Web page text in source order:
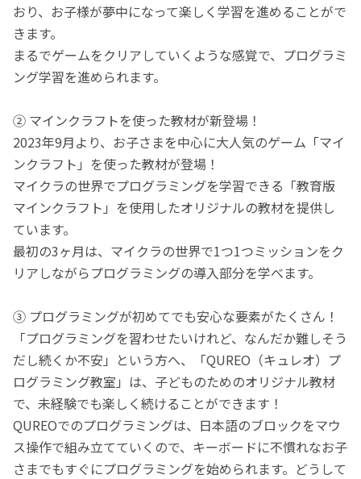
おり、お子様が夢中になって楽しく学習を進めることがで
きます。
まるでゲームをクリアしていくような感覚で、プログラミ
ング学習を進められます。
② マインクラフトを使った教材が新登場！
2023年9月より、お子さまを中心に大人気のゲーム「マイ
ンクラフト」を使った教材が登場！
マイクラの世界でプログラミングを学習できる「教育版
マインクラフト」を使用したオリジナルの教材を提供し
ています。
最初の3ヶ月は、マイクラの世界で1つ1つミッションをク
リアしながらプログラミングの導入部分を学べます。
③ プログラミングが初めてでも安心な要素がたくさん！
「プログラミングを習わせたいけれど、なんだか難しそう
だし続くか不安」という方へ、「QUREO（キュレオ）プ
ログラミング教室」は、子どものためのオリジナル教材
で、未経験でも楽しく続けることができます！
QUREOでのプログラミングは、日本語のブロックをマウ
ス操作で組み立てていくので、キーボードに不慣れなお子
さまでもすぐにプログラミングを始められます。どうして